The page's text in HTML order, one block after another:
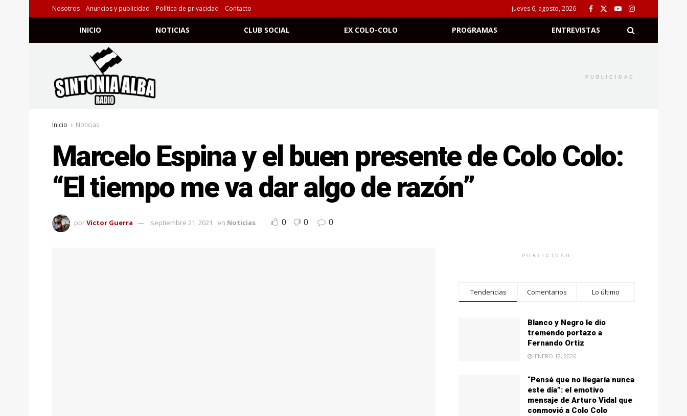
Nosotros Anuncios y publicidad Política de privacidad Contacto jueves 6, agosto, 2026
INICIO NOTICIAS CLUB SOCIAL EX COLO-COLO PROGRAMAS ENTREVISTAS
PUBLICIDAD
Inicio Noticias
Marcelo Espina y el buen presente de Colo Colo:
“El tiempo me va dar algo de razón”
porVictor Guerra septiembre 21, 2021 en Noticias 0 0 0
PUBLICIDAD
Tendencias Comentarios Lo último
Blanco y Negro le dio
tremendo portazo a
Fernando Ortiz
ENERO 12, 2026
“Pensé que no llegaría nunca
este día”: el emotivo
mensaje de Arturo Vidal que
conmovió a Colo Colo